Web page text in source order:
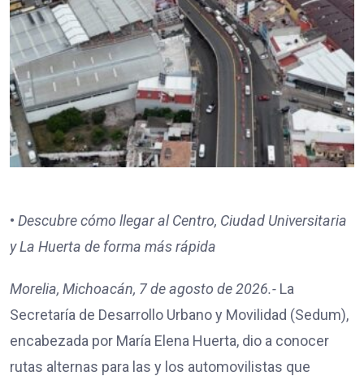
• Descubre cómo llegar al Centro, Ciudad Universitaria
y La Huerta de forma más rápida
Morelia, Michoacán, 7 de agosto de 2026.- La
Secretaría de Desarrollo Urbano y Movilidad (Sedum),
encabezada por María Elena Huerta, dio a conocer
rutas alternas para las y los automovilistas que